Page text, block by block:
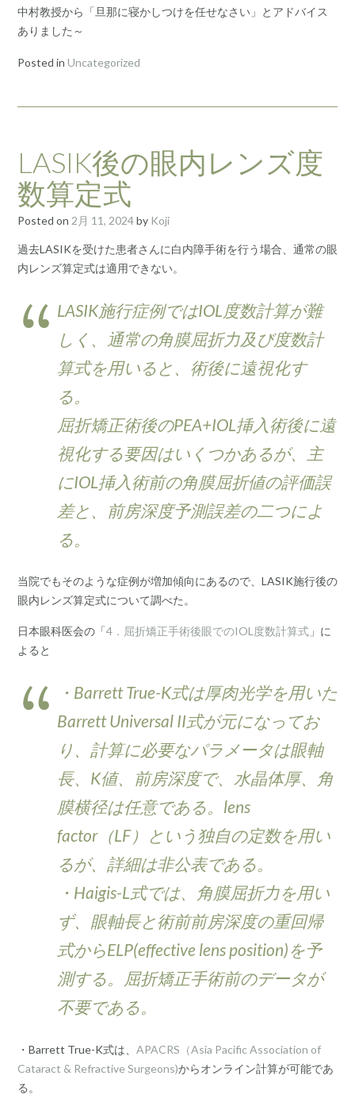
中村教授から「旦那に寝かしつけを任せなさい」とアドバイス
ありました～
Posted in Uncategorized
LASIK後の眼内レンズ度
数算定式
Posted on 2月 11, 2024by Koji
過去LASIKを受けた患者さんに白内障手術を行う場合、通常の眼
内レンズ算定式は適用できない。
LASIK施行症例ではIOL度数計算が難
しく、通常の角膜屈折力及び度数計
算式を用いると、術後に遠視化す
る。
屈折矯正術後のPEA+IOL挿入術後に遠
視化する要因はいくつかあるが、主
にIOL挿入術前の角膜屈折値の評価誤
差と、前房深度予測誤差の二つによ
る。
当院でもそのような症例が増加傾向にあるので、LASIK施行後の
眼内レンズ算定式について調べた。
日本眼科医会の「4．屈折矯正手術後眼でのIOL度数計算式 」に
よると
・Barrett True-K式は厚肉光学を用いた
Barrett Universal II式が元になってお
り、計算に必要なパラメータは眼軸
長、K値、前房深度で、水晶体厚、角
膜横径は任意である。lens
factor（LF）という独自の定数を用い
るが、詳細は非公表である。
・Haigis-L式では、角膜屈折力を用い
ず、眼軸長と術前前房深度の重回帰
式からELP(effective lens position)を予
測する。屈折矯正手術前のデータが
不要である。
・Barrett True-K式は、 APACRS（Asia Pacific Association of
Cataract & Refractive Surgeons)からオンライン計算が可能であ
る。